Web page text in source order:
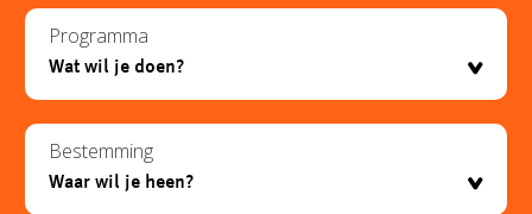
Programma
testje
Bestemming